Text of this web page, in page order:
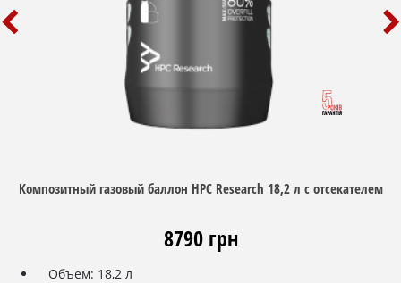
Композитный газовый баллон HPC Research 18,2 л с отсекателем
8790 грн
Объем: 18,2 л